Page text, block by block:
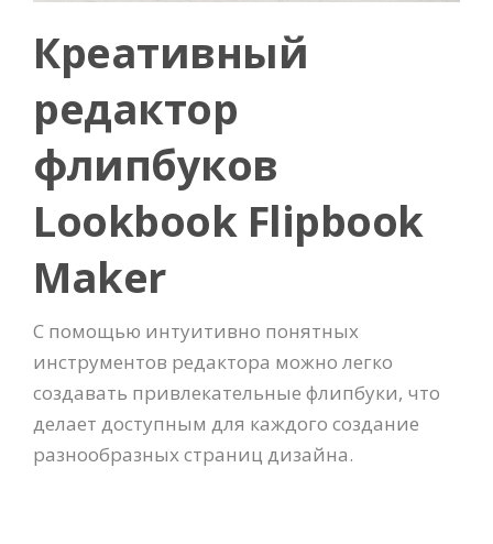
Креативный
редактор
флипбуков
Lookbook Flipbook
Maker
С помощью интуитивно понятных
инструментов редактора можно легко
создавать привлекательные флипбуки, что
делает доступным для каждого создание
разнообразных страниц дизайна.